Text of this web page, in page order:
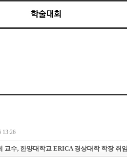
13:26
교수, 한양대학교 ERICA 경상대학 학장 취임